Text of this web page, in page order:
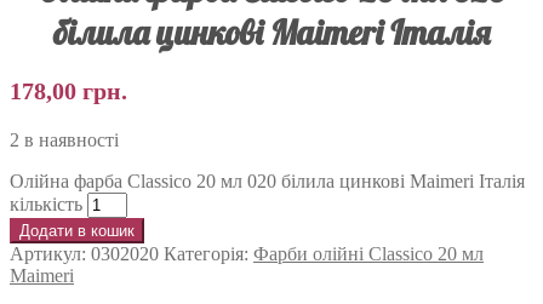
білила цинкові Maimeri Італія
178,00 грн.
2 в наявності
Олійна фарба Classico 20 мл 020 білила цинкові Maimeri Італія
кількість
Додати в кошик
Артикул: 0302020 Категорія: Фарби олійні Classico 20 мл
Maimeri